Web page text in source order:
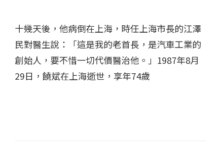
十幾天後，他病倒在上海，時任上海市長的江澤
民對醫生說：「這是我的老首長，是汽車工業的
創始人，要不惜一切代價醫治他。」 1987年8月
29日，饒斌在上海逝世，享年74歲